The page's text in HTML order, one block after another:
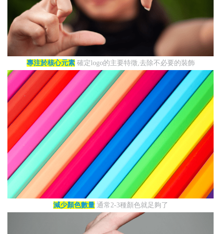
專注於核心元素確定logo的主要特徵,去除不必要的裝飾
減少顏色數量通常2-3種顏色就足夠了